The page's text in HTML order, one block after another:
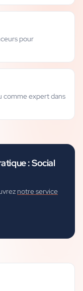
pour
comme expert dans
:Social
notre service